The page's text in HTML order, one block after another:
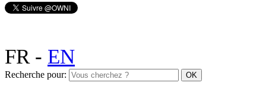
FR- EN
Recherche pour: